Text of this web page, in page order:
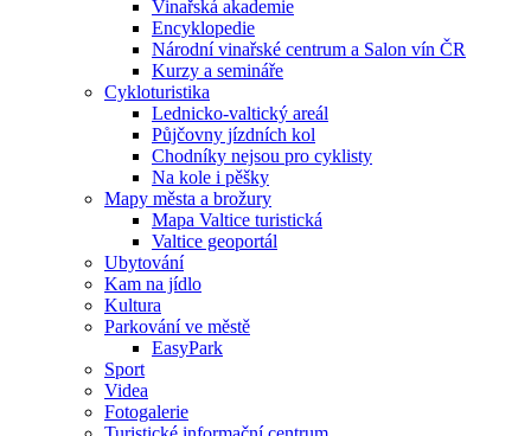
Vinařská akademie
Encyklopedie
Národní vinařské centrum a Salon vín ČR
Kurzy a semináře
Cykloturistika
Lednicko-valtický areál
Půjčovny jízdních kol
Chodníky nejsou pro cyklisty
Na kole i pěšky
Mapy města a brožury
Mapa Valtice turistická
Valtice geoportál
Ubytování
Kam na jídlo
Kultura
Parkování ve městě
EasyPark
Sport
Videa
Fotogalerie